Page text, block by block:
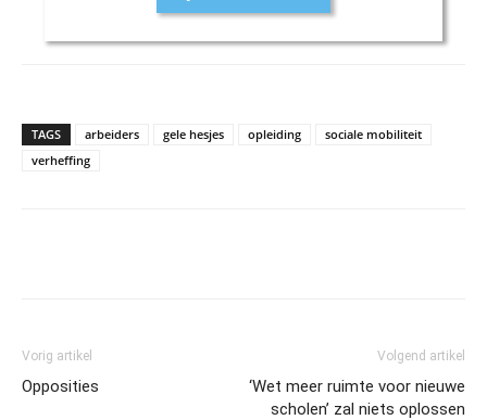
TAGS arbeiders gele hesjes opleiding
sociale mobiliteit
verheffing
Vorig artikel
Opposities
Volgend artikel
‘Wet meer ruimte voor nieuwe
scholen’ zal niets oplossen